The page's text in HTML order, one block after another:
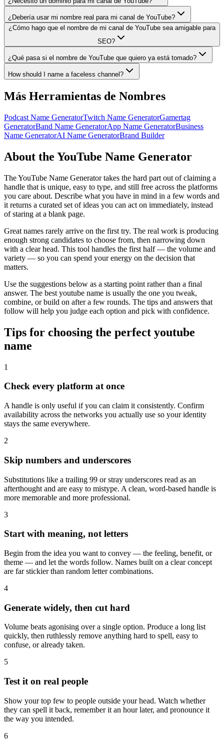
¿Debería usar mi nombre real para mi canal de YouTube?
¿Cómo hago que el nombre de mi canal de YouTube sea amigable para
SEO?
¿Qué pasa si el nombre de YouTube que quiero ya está tomado?
How should I name a faceless channel?
Más Herramientas de Nombres
Podcast Name GeneratorTwitch Name GeneratorGamertag
GeneratorBand Name GeneratorApp Name GeneratorBusiness
Name GeneratorAI Name GeneratorBrand Builder
About the YouTube Name Generator
The YouTube Name Generator takes the hard part out of claiming a
handle that is unique, easy to type, and still free across the platforms
you care about. Describe what you have in mind in a few words and
it returns a curated set of ideas you can act on immediately, instead
of staring at a blank page.
Great names rarely arrive on the first try. The real work is producing
enough strong candidates to choose from, then narrowing down
with a clear head. This tool handles the first half — the volume and
variety — so you can spend your energy on the decision that
matters.
Use the suggestions below as a starting point rather than a final
answer. The best youtube name is usually the one you tweak,
combine, or build on after a few rounds. The tips and answers that
follow will help you judge each option and pick with confidence.
Tips for choosing the perfect youtube
name
1
Check every platform at once
A handle is only useful if you can claim it consistently. Confirm
availability across the networks you actually use so your identity
stays the same everywhere.
2
Skip numbers and underscores
Substitutions like a trailing 99 or stray underscores read as an
afterthought and are easy to mistype. A clean, word-based handle is
more memorable and more professional.
3
Start with meaning, not letters
Begin from the idea you want to convey — the feeling, benefit, or
theme — and let the words follow. Names built on a clear concept
are far stickier than random letter combinations.
4
Generate widely, then cut hard
Volume beats agonising over a single option. Produce a long list
quickly, then ruthlessly remove anything hard to spell, easy to
confuse, or already taken.
5
Test it on real people
Show your top few to people outside your head. Watch whether
they can spell it back, remember it an hour later, and pronounce it
the way you intended.
6